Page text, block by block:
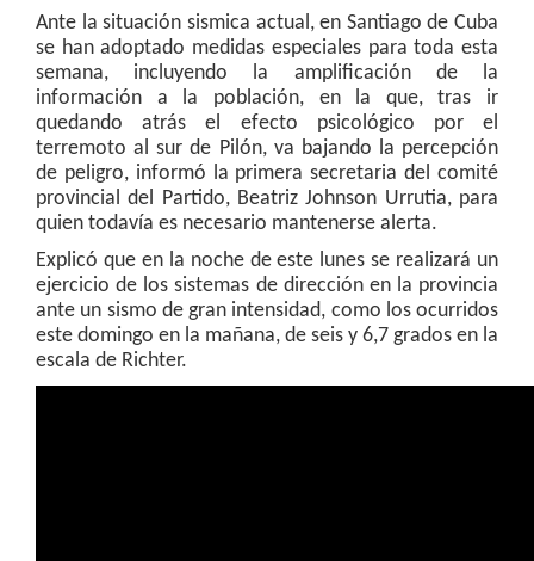
Ante la situación sismica actual, en Santiago de Cuba
se han adoptado medidas especiales para toda esta
semana, incluyendo la amplificación de la
información a la población, en la que, tras ir
quedando atrás el efecto psicológico por el
terremoto al sur de Pilón, va bajando la percepción
de peligro, informó la primera secretaria del comité
provincial del Partido, Beatriz Johnson Urrutia, para
quien todavía es necesario mantenerse alerta.
Explicó que en la noche de este lunes se realizará un
ejercicio de los sistemas de dirección en la provincia
ante un sismo de gran intensidad, como los ocurridos
este domingo en la mañana, de seis y 6,7 grados en la
escala de Richter.